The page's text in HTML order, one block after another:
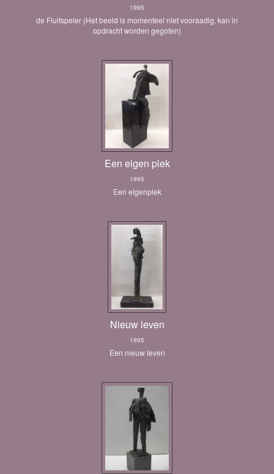
1995
de Fluitspeler (Het beeld is momenteel niet vooraadig, kan in
opdracht worden gegoten)
Een eigen plek
1995
Een eigenplek
Nieuw leven
1995
Een nieuw leven